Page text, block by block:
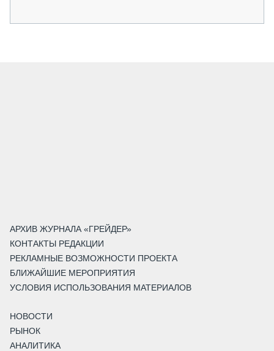
АРХИВ ЖУРНАЛА «ГРЕЙДЕР»
КОНТАКТЫ РЕДАКЦИИ
РЕКЛАМНЫЕ ВОЗМОЖНОСТИ ПРОЕКТА
БЛИЖАЙШИЕ МЕРОПРИЯТИЯ
УСЛОВИЯ ИСПОЛЬЗОВАНИЯ МАТЕРИАЛОВ
НОВОСТИ
РЫНОК
АНАЛИТИКА